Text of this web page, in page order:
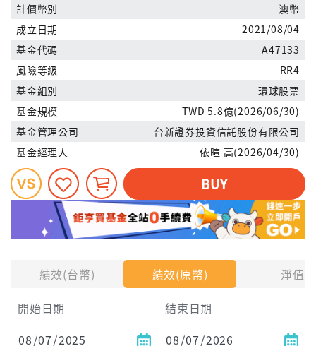
績效(台幣) 績效(原幣)
淨值
開始日期
結束日期
計價幣別
澳幣
成立日期
2021/08/04
基金代碼
A47133
風險等級
RR4
基金組別
環球股票
基金規模
TWD 5.8億(2026/06/30)
基金管理公司
台新證券投資信託股份有限公司
基金經理人
依暄 高(2026/04/30)
BUY